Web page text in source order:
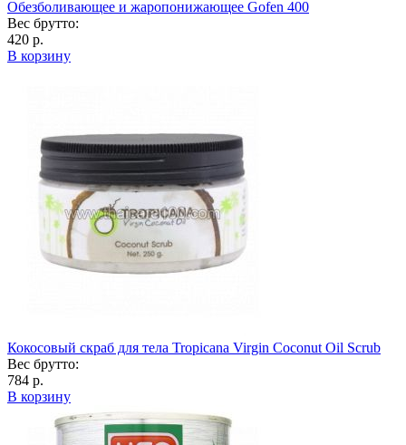
Обезболивающее и жаропонижающее Gofen 400
Вес брутто:
420 р.
В корзину
Кокосовый скраб для тела Tropicana Virgin Coconut Oil Scrub
Вес брутто:
784 р.
В корзину